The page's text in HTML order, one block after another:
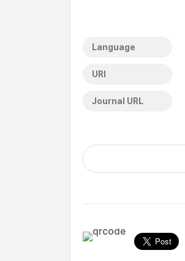
Language
URI
Journal URL